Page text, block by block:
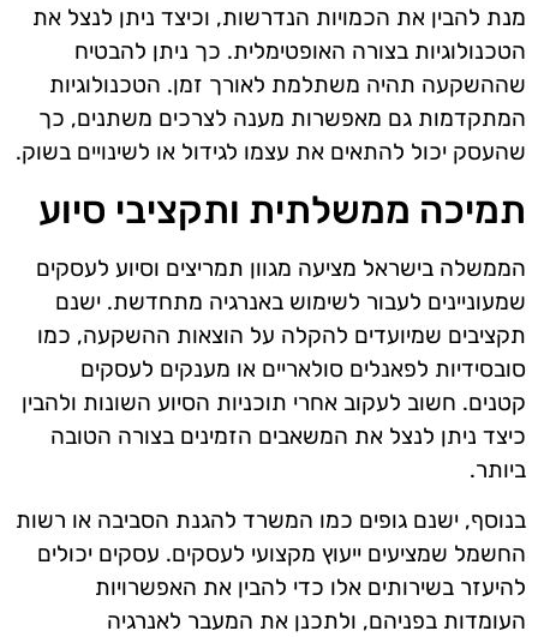
מנת להבין את הכמויות הנדרשות, וכיצד ניתן לנצל את
הטכנולוגיות בצורה האופטימלית. כך ניתן להבטיח
שההשקעה תהיה משתלמת לאורך זמן. הטכנולוגיות
המתקדמות גם מאפשרות מענה לצרכים משתנים, כך
שהעסק יכול להתאים את עצמו לגידול או לשינויים בשוק.
תמיכה ממשלתית ותקציבי סיוע
הממשלה בישראל מציעה מגוון תמריצים וסיוע לעסקים
שמעוניינים לעבור לשימוש באנרגיה מתחדשת. ישנם
תקציבים שמיועדים להקלה על הוצאות ההשקעה, כמו
סובסידיות לפאנלים סולאריים או מענקים לעסקים
קטנים. חשוב לעקוב אחרי תוכניות הסיוע השונות ולהבין
כיצד ניתן לנצל את המשאבים הזמינים בצורה הטובה
ביותר.
בנוסף, ישנם גופים כמו המשרד להגנת הסביבה או רשות
החשמל שמציעים ייעוץ מקצועי לעסקים. עסקים יכולים
להיעזר בשירותים אלו כדי להבין את האפשרויות
העומדות בפניהם, ולתכנן את המעבר לאנרגיה